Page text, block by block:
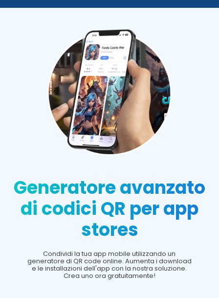
Generatore avanzato
di codici QR per app
stores
Condividi la tua app mobile utilizzando un
generatore di QR code online. Aumenta i download
e le installazioni dell'app con la nostra soluzione.
Crea uno ora gratuitamente!